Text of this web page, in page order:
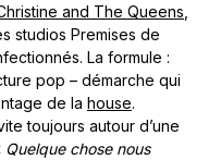
and The Queens
studios Premises de
La formule :
pop – démarche qui
de la house.
toujours autour d’une
Quelque chose nous